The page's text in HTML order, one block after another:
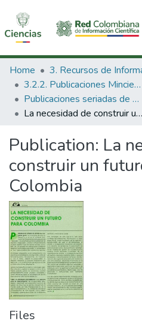
Communities & Collections
All of DSpace
Statistics
Home
3.2.2. Publicaciones Minciencias
Publicaciones seriadas de Minciencias
La necesidad de construir un futuro para Colombia
Publication: La
construir un
Colombia
Files